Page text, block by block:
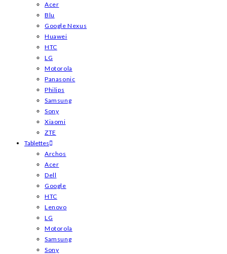
Acer
Blu
Google Nexus
Huawei
HTC
LG
Motorola
Panasonic
Philips
Samsung
Sony
Xiaomi
ZTE
Tablettes
Archos
Acer
Dell
Google
HTC
Lenovo
LG
Motorola
Samsung
Sony